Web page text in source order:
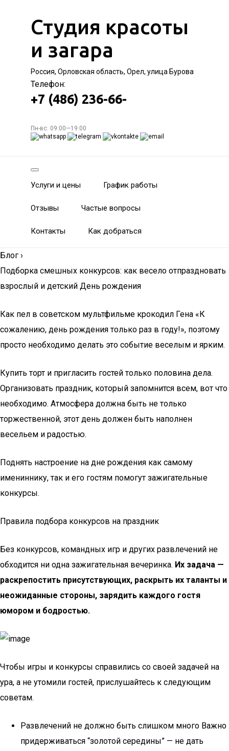
Студия красоты
и загара
Россия, Орловская область, Орел, улица Бурова
Телефон:
+7 (486) 236-66-
Пн-вс: 09:00—19:00
Услуги и цены График работы
Отзывы Частые вопросы
Контакты Как добраться
Блог ›
Подборка смешных конкурсов: как весело отпраздновать
взрослый и детский День рождения
Как пел в советском мультфильме крокодил Гена «К
сожалению, день рождения только раз в году!», поэтому
просто необходимо делать это событие веселым и ярким.
Купить торт и пригласить гостей только половина дела.
Организовать праздник, который запомнится всем, вот что
необходимо. Атмосфера должна быть не только
торжественной, этот день должен быть наполнен
весельем и радостью.
Поднять настроение на дне рождения как самому
имениннику, так и его гостям помогут зажигательные
конкурсы.
Правила подбора конкурсов на праздник
Без конкурсов, командных игр и других развлечений не
обходится ни одна зажигательная вечеринка. Их задача —
раскрепостить присутствующих, раскрыть их таланты и
неожиданные стороны, зарядить каждого гостя
юмором и бодростью.
Чтобы игры и конкурсы справились со своей задачей на
ура, а не утомили гостей, прислушайтесь к следующим
советам.
Развлечений не должно быть слишком много Важно
придерживаться “золотой середины” — не дать